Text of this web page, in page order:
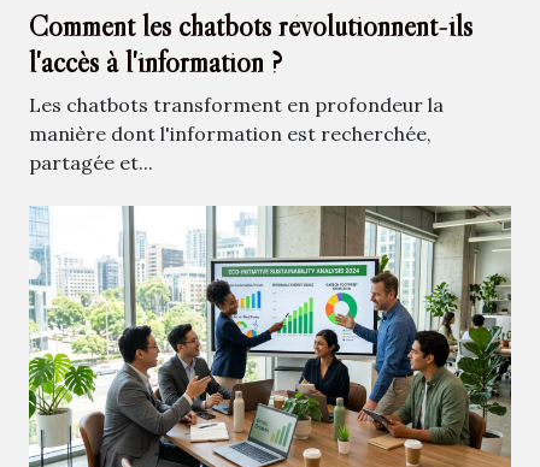
Comment les chatbots révolutionnent-ils
l'accès à l'information ?
Les chatbots transforment en profondeur la
manière dont l'information est recherchée,
partagée et...